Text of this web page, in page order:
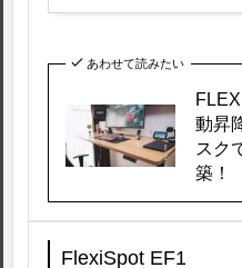
あわせて読みたい
動昇
スク
築！
FlexiSpot EF1